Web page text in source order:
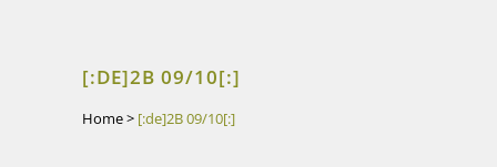
[:DE]2B 09/10[:]
Home> [:de]2B 09/10[:]